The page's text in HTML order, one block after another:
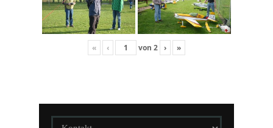
« ‹ von 2 › »